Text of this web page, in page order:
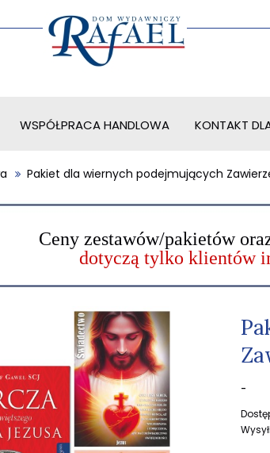
WSPÓŁPRACA HANDLOWA KONTAKT
Pakiet dla wiernych podejmujących
Ceny zestawów/pakietów
dotyczą tylko klientów
-